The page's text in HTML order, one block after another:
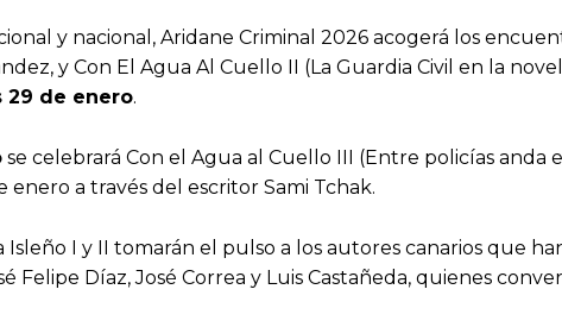
y nacional, Aridane Criminal 2026 acogerá los
y Con El Agua Al Cuello II (La Guardia Civil en la
29 de enero.
se celebrará Con el Agua al Cuello III (Entre policías anda
enero a través del escritor Sami Tchak.
Isleño I y II tomarán el pulso a los autores canarios que
Felipe Díaz, José Correa y Luis Castañeda, quienes